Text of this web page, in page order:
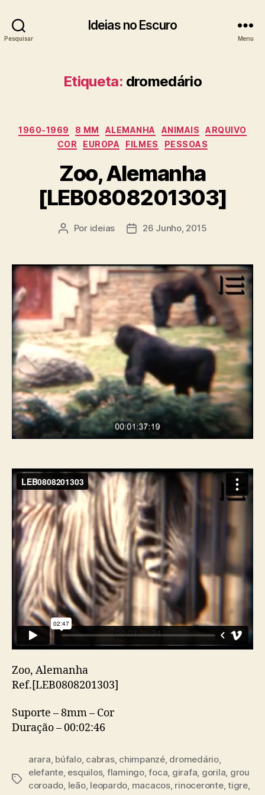
Pesquisar
Ideias no Escuro
Menu
Etiqueta: dromedário
Categorias
1960-1969 8 MM ALEMANHA ANIMAIS
ARQUIVO
COR
EUROPA FILMES PESSOAS
Zoo, Alemanha
[LEB0808201303]
Autor
Por ideias
Data26 Junho, 2015
Zoo, Alemanha
Ref.[LEB0808201303]
Suporte – 8mm – Cor
Duração – 00:02:46
Etiquetas
arara, búfalo, cabras, chimpanzé, dromedário,
elefante, esquilos, flamingo,foca, girafa, gorila, grou
coroado, leão, leopardo, macacos, rinoceronte,tigre,